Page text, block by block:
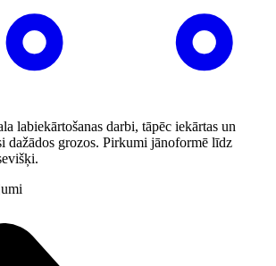
labiekārtošanas darbi, tāpēc iekārtas un
dažādos grozos. Pirkumi jānoformē līdz